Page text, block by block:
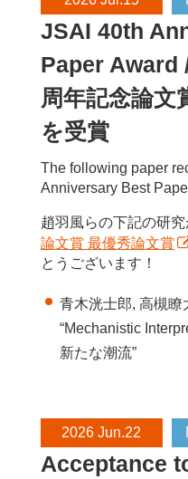
JSAI 40th
Paper Award
周年記念論
を受賞
The following paper
Anniversary Best
趙羽風らの下記の研究
論文賞 最優秀論文賞
とうございます！
青木洸士郎, 高槻瞭
“Mechanistic
新たな潮流”
2026 Jun.22
Acceptance